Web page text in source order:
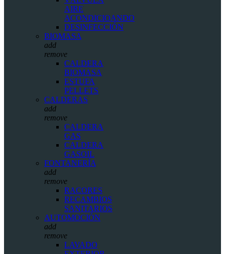
AIRE
ACONDICIOANDO
DESINFECCIÓN
BIOMASA
add
remove
CALDERA
BIOMASA
ESTUFA
PELLETS
CALDERAS
add
remove
CALDERA
GAS
CALDERA
GASOIL
FONTANERÍA
add
remove
RACORES
RECAMBIOS
SANITARIOS
AUTOMOCIÓN
add
remove
LAVADO